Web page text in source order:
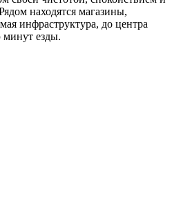
находятся магазины,
инфраструктура, до центра
минут езды.